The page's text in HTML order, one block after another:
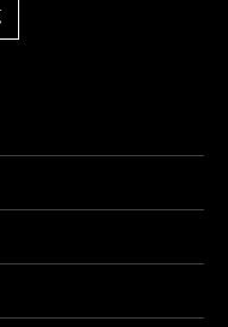
トにおけるバイオ
から。
は、凜にいかなる
込み刀でのチャン
化することで、女対
兵衛の持ってきた
の身長よりも長いそ